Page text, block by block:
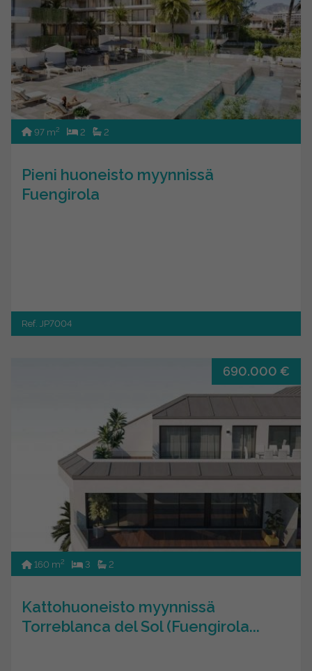
97 m2 2 2
Pieni huoneisto myynnissä
Fuengirola
Ref. JP7004
690.000 €
160 m2 3 2
Kattohuoneisto myynnissä
Torreblanca del Sol (Fuengirola...